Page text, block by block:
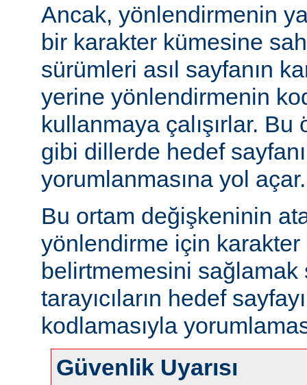
Ancak, yönlendirmenin
bir karakter kümesine
sürümleri asıl sayfanın
yerine yönlendirmenin
kullanmaya çalışırlar.
gibi dillerde hedef
yorumlanmasına yol açar.
Bu ortam değişkeninin
yönlendirme için karakter
belirtmemesini sağlamak
tarayıcıların hedef
kodlamasıyla
Güvenlik Uyarısı